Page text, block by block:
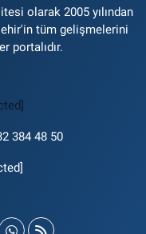
olarak 2005 yılından
tüm gelişmelerini
portalıdır.
384 48 50